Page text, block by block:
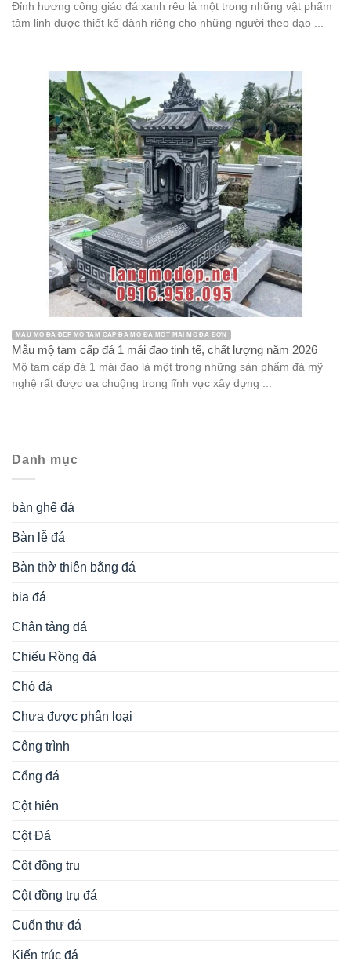
Đỉnh hương công giáo đá xanh rêu là một trong những vật phẩm
tâm linh được thiết kế dành riêng cho những người theo đạo ...
MẪU MỘ ĐÁ ĐẸP MỘ TAM CẤP ĐÁ MỘ ĐÁ MỘT MÁI MỘ ĐÁ ĐƠN
Mẫu mộ tam cấp đá 1 mái đao tinh tế, chất lượng năm 2026
Mộ tam cấp đá 1 mái đao là một trong những sản phẩm đá mỹ
nghệ rất được ưa chuộng trong lĩnh vực xây dựng ...
Danh mục
bàn ghế đá
Bàn lễ đá
Bàn thờ thiên bằng đá
bia đá
Chân tảng đá
Chiếu Rồng đá
Chó đá
Chưa được phân loại
Công trình
Cổng đá
Cột hiên
Cột Đá
Cột đồng trụ
Cột đồng trụ đá
Cuốn thư đá
Kiến trúc đá